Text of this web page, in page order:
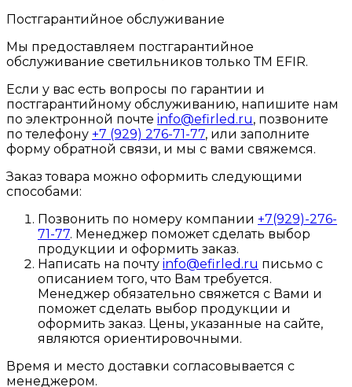
Постгарантийное обслуживание
Мы предоставляем постгарантийное
обслуживание светильников только ТМ EFIR.
Если у вас есть вопросы по гарантии и
постгарантийному обслуживанию, напишите нам
по электронной почте info@efirled.ru, позвоните
по телефону +7 (929) 276-71-77, или заполните
форму обратной связи, и мы с вами свяжемся.
Заказ товара можно оформить следующими
способами:
Позвонить по номеру компании +7(929)-276-
71-77. Менеджер поможет сделать выбор
продукции и оформить заказ.
Написать на почту info@efirled.ru письмо с
описанием того, что Вам требуется.
Менеджер обязательно свяжется с Вами и
поможет сделать выбор продукции и
оформить заказ. Цены, указанные на сайте,
являются ориентировочными.
Время и место доставки согласовывается с
менеджером.